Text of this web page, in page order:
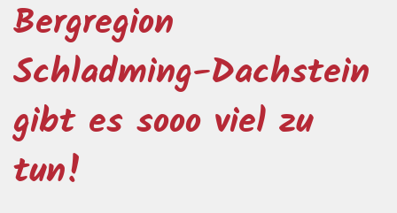
Bergregion
Schladming-Dachstein
gibt es sooo viel zu
tun!